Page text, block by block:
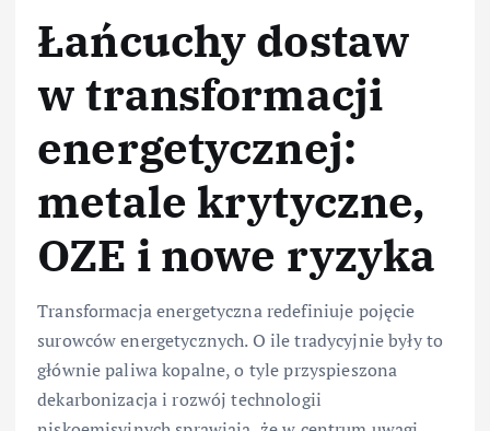
Łańcuchy dostaw
w transformacji
energetycznej:
metale krytyczne,
OZE i nowe ryzyka
Transformacja energetyczna redefiniuje pojęcie
surowców energetycznych. O ile tradycyjnie były to
głównie paliwa kopalne, o tyle przyspieszona
dekarbonizacja i rozwój technologii